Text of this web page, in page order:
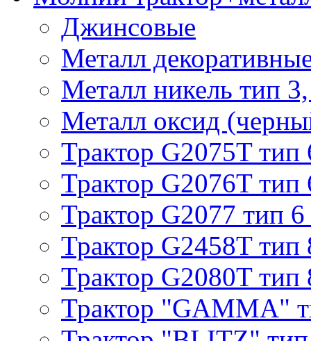
Джинсовые
Металл
Металл никель тип
Металл оксид
Трактор G2075T тип
Трактор G2076T тип
Трактор G2077 тип 6
Трактор G2458T тип
Трактор G2080T тип
Трактор "GAMMA"